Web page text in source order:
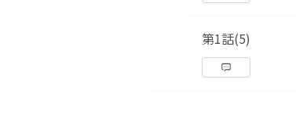
第1話(5)